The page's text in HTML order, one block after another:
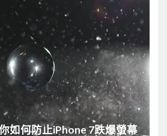
如何防止iPhone 7跌爆螢幕